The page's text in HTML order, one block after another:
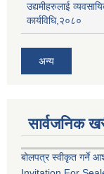
उद्यमीहरुलाई
कार्यविधि,२०८०
अन्य
सार्वजनिक
बोलपत्र स्वीकृत गर्ने